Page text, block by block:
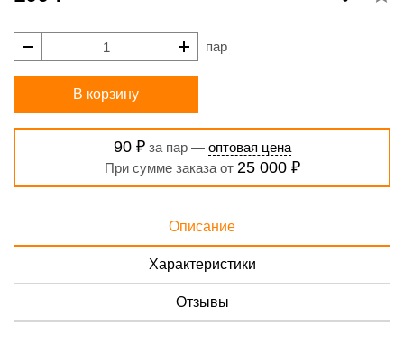
пар
В корзину
90 ₽за пар — оптовая цена
При сумме заказа от 25 000 ₽
Описание
Характеристики
Отзывы